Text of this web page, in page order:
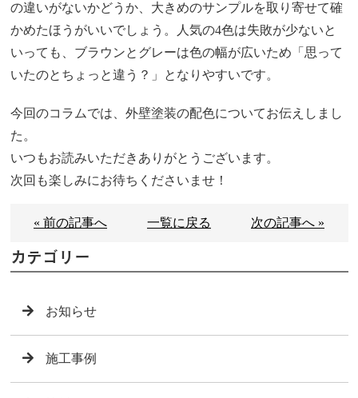
の違いがないかどうか、大きめのサンプルを取り寄せて確
かめたほうがいいでしょう。人気の4色は失敗が少ないと
いっても、ブラウンとグレーは色の幅が広いため「思って
いたのとちょっと違う？」となりやすいです。
今回のコラムでは、外壁塗装の配色についてお伝えしまし
た。
いつもお読みいただきありがとうございます。
次回も楽しみにお待ちくださいませ！
« 前の記事へ 一覧に戻る 次の記事へ »
カテゴリー
お知らせ
施工事例